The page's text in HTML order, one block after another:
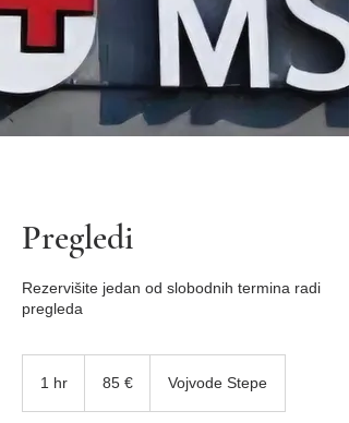
Pregledi
Rezervišite jedan od slobodnih termina radi
pregleda
1 hr 85 € Vojvode Stepe